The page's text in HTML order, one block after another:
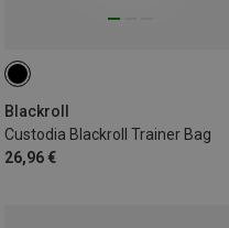
Blackroll
Custodia Blackroll Trainer Bag
26,96 €